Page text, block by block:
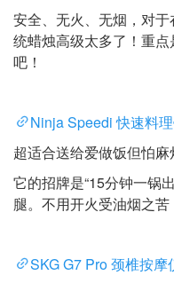
安全、无火、无烟，对
统蜡烛高级太多了！重
吧！
Ninja Speedi 快速料
超适合送给爱做饭但怕麻
它的招牌是“15分钟一锅
腿。不用开火受油烟之苦
SKG G7 Pro 颈椎按摩